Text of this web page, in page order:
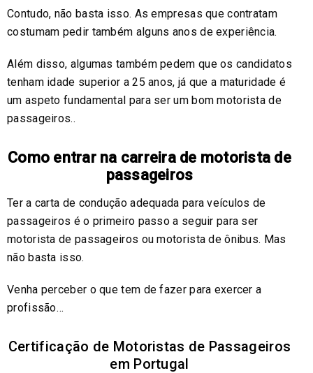
Contudo, não basta isso. As empresas que contratam
costumam pedir também alguns anos de experiência.
Além disso, algumas também pedem que os candidatos
tenham idade superior a 25 anos, já que a maturidade é
um aspeto fundamental para ser um bom motorista de
passageiros..
Como entrar na carreira de motorista de
passageiros
Ter a carta de condução adequada para veículos de
passageiros é o primeiro passo a seguir para ser
motorista de passageiros ou motorista de ônibus. Mas
não basta isso.
Venha perceber o que tem de fazer para exercer a
profissão…
Certificação de Motoristas de Passageiros
em Portugal